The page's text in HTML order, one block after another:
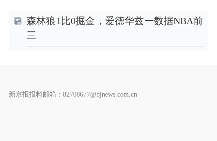
森林狼1比0掘金，爱德华兹一数据NBA前
三
新京报报料邮箱：82708677@bjnews.com.cn